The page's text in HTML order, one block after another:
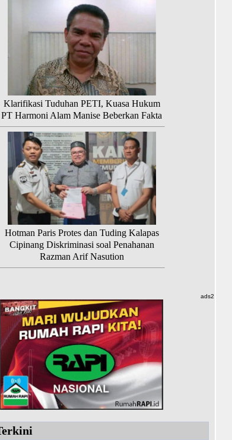
Klarifikasi Tuduhan PETI, Kuasa Hukum
PT Harmoni Alam Manise Beberkan Fakta
Hotman Paris Protes dan Tuding Kalapas
Cipinang Diskriminasi soal Penahanan
Razman Arif Nasution
ads2